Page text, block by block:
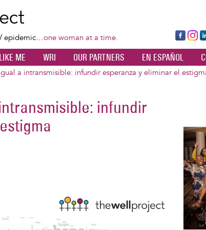
content
epidemic…one woman at a time.
Fa
ce
bo
ok
Ins
ta
a
dI
n
ME WRI OUR PARTNERS EN ESPAÑOL
a intransmisible: infundir esperanza y eliminar el
infundir
Image